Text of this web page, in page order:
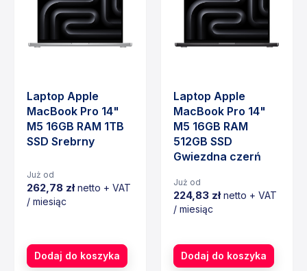
Laptop Apple
MacBook Pro 14"
M5 16GB RAM 1TB
SSD Srebrny
Już od
262,78 złnetto + VAT
/ miesiąc
Dodaj do koszyka
Laptop Apple
MacBook Pro 14"
M5 16GB RAM
512GB SSD
Gwiezdna czerń
Już od
224,83 złnetto + VAT
/ miesiąc
Dodaj do koszyka